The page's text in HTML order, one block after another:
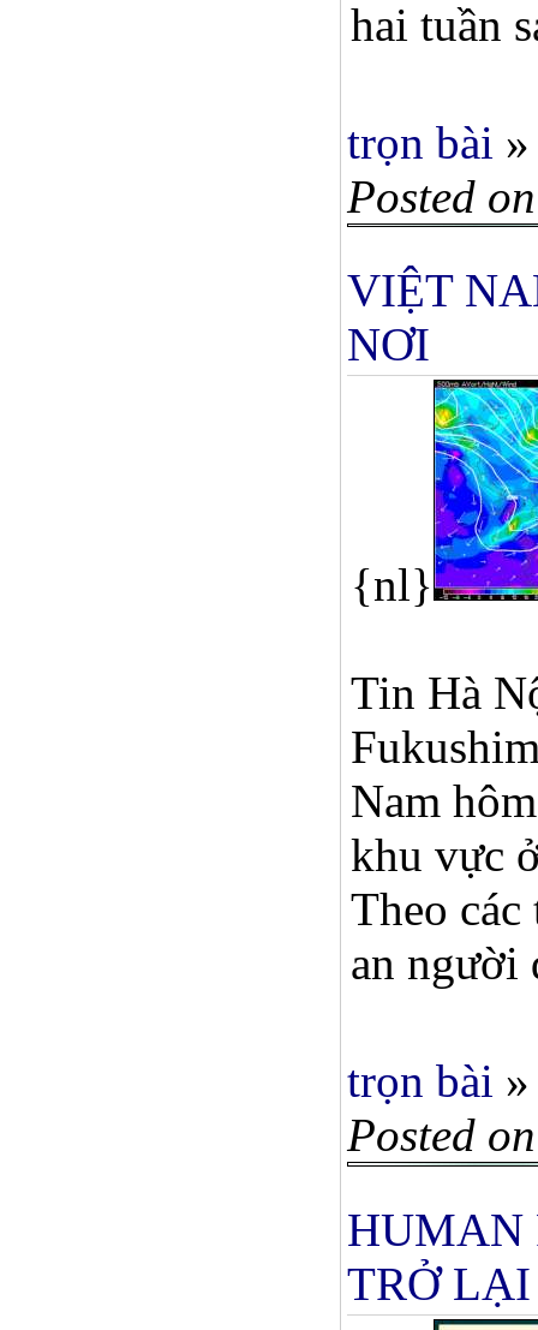
hai tuần
trọn bài »
Posted
VIỆT
NƠI
{nl}
Tin Hà
Nam
khu vực
Theo
an người
trọn bài »
Posted
HUMAN
TRỞ